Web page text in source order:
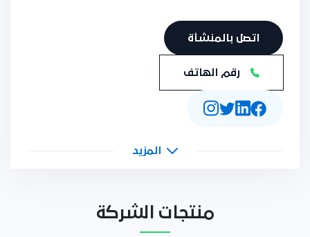
اتصل بالمنشأة
رقم الهاتف
المزيد
منتجات الشركة